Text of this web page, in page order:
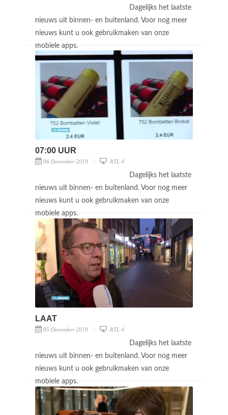
Dagelijks het laatste
nieuws uit binnen- en buitenland. Voor nog meer
nieuws kunt u ook gebruikmaken van onze
mobiele apps.
07:00 UUR
06 December 2019 RTL 4
Dagelijks het laatste
nieuws uit binnen- en buitenland. Voor nog meer
nieuws kunt u ook gebruikmaken van onze
mobiele apps.
LAAT
05 December 2019 RTL 4
Dagelijks het laatste
nieuws uit binnen- en buitenland. Voor nog meer
nieuws kunt u ook gebruikmaken van onze
mobiele apps.